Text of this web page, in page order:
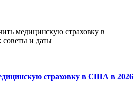
страховку в США в 2026